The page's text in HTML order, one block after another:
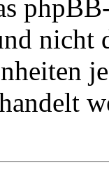
nicht